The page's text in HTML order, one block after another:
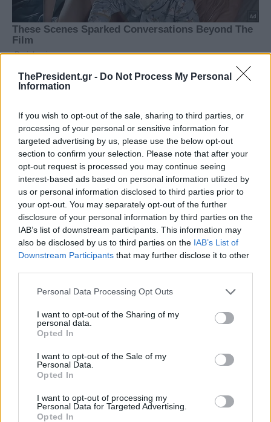
ThePresident.gr - Do Not Process My Personal
Information
If you wish to opt-out of the sale, sharing to third parties, or
processing of your personal or sensitive information for
targeted advertising by us, please use the below opt-out
section to confirm your selection. Please note that after your
opt-out request is processed you may continue seeing
interest-based ads based on personal information utilized by
us or personal information disclosed to third parties prior to
your opt-out. You may separately opt-out of the further
disclosure of your personal information by third parties on the
IAB’s list of downstream participants. This information may
also be disclosed by us to third parties on the IAB’s List of
Downstream Participants that may further disclose it to other
Personal Data Processing Opt Outs
I want to opt-out of the Sharing of my
personal data.
Opted In
I want to opt-out of the Sale of my
Personal Data.
Opted In
I want to opt-out of processing my
Personal Data for Targeted Advertising.
Opted In